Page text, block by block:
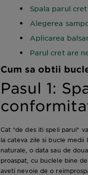
Spala parul
Alegerea
Aplicarea
Parul cret are
Cum sa obtii
Pasul 1:
Cat *de des iti speli parul*
la cateva zile si bucle
naturale, o data sau de
proaspat, cu buclele bine
aveti nevoie de o